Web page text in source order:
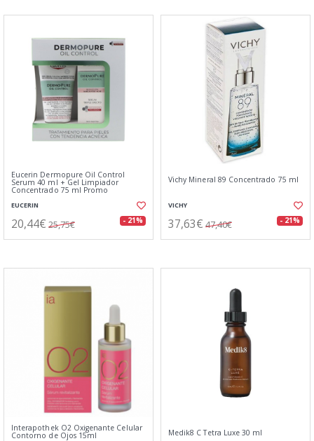
Eucerin Dermopure Oil Control
Serum 40 ml + Gel Limpiador
Concentrado 75 ml Promo
EUCERIN
20,44€ 25,75€ - 21%
Vichy Mineral 89 Concentrado 75 ml
VICHY
37,63€ 47,40€ - 21%
Interapothek O2 Oxigenante Celular
Contorno de Ojos 15ml Medik8 C Tetra Luxe 30 ml